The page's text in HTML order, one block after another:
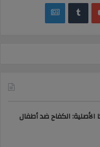
YouTube
‏Tumblr
google
الأصلية: الكفاح ضد أطفال